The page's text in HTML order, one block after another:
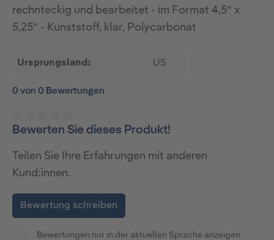
rechnteckig und bearbeitet - im Format 4,5“ x
5,25“ - Kunststoff, klar, Polycarbonat
Ursprungsland: US
0 von 0 Bewertungen
Durchschnittliche Bewertung von 0 von 5 Sternen
Bewerten Sie dieses Produkt!
Teilen Sie Ihre Erfahrungen mit anderen
Kund:innen.
Bewertung schreiben
Bewertungen nur in der aktuellen Sprache anzeigen.